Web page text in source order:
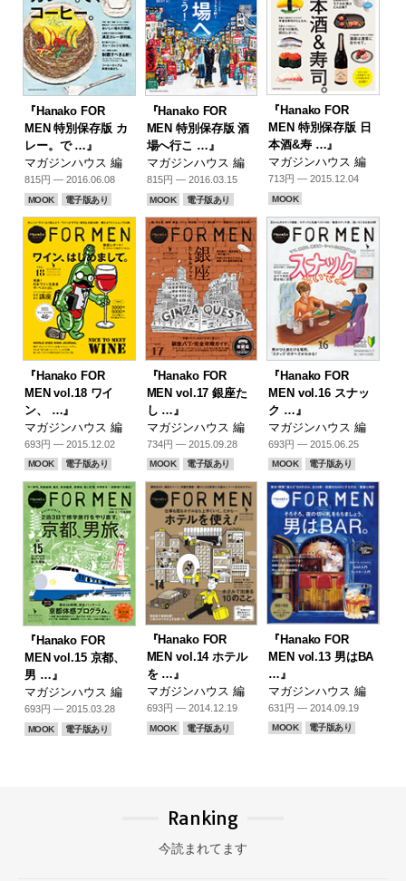
『Hanako FOR
MEN 特別保存版 カ
レー。で …』
マガジンハウス 編
815円 — 2016.06.08
MOOK 電子版あり
『Hanako FOR
MEN 特別保存版 酒
場へ行こ …』
マガジンハウス 編
815円 — 2016.03.15
MOOK 電子版あり
『Hanako FOR
MEN 特別保存版 日
本酒&寿 …』
マガジンハウス 編
713円 — 2015.12.04
MOOK
『Hanako FOR
MEN vol.18 ワイ
ン、 …』
マガジンハウス 編
693円 — 2015.12.02
MOOK 電子版あり
『Hanako FOR
MEN vol.17 銀座た
し …』
マガジンハウス 編
734円 — 2015.09.28
MOOK 電子版あり
『Hanako FOR
MEN vol.16 スナッ
ク …』
マガジンハウス 編
693円 — 2015.06.25
MOOK 電子版あり
『Hanako FOR
MEN vol.15 京都、
男 …』
マガジンハウス 編
693円 — 2015.03.28
MOOK 電子版あり
『Hanako FOR
MEN vol.14 ホテル
を …』
マガジンハウス 編
693円 — 2014.12.19
MOOK 電子版あり
『Hanako FOR
MEN vol.13 男はBA
…』
マガジンハウス 編
631円 — 2014.09.19
MOOK 電子版あり
Ranking
今読まれてます